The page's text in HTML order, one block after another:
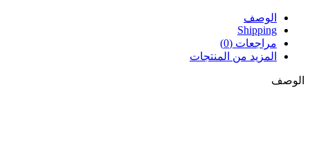
الوصف
Shipping
مراجعات (0)
المزيد من المنتجات
الوصف